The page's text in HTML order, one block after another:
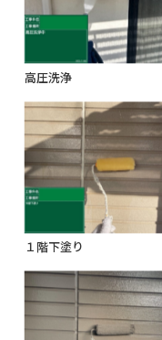
高圧洗浄
１階下塗り